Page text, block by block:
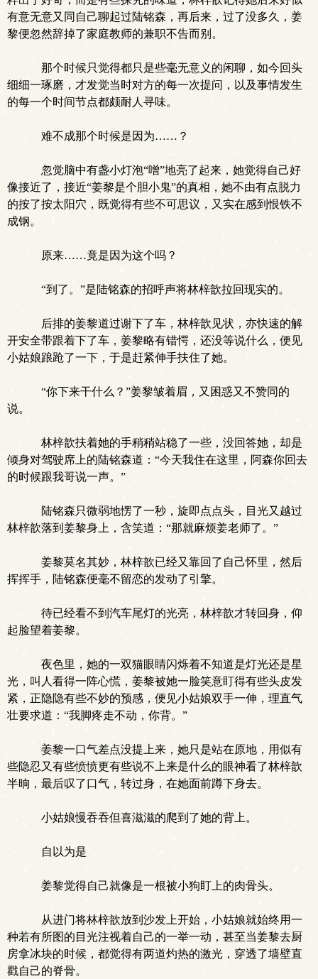
有意无意又同自己聊起过陆铭森，再后来，过了没多久，姜
黎便忽然辞掉了家庭教师的兼职不告而别。
那个时候只觉得都只是些毫无意义的闲聊，如今回头
细细一琢磨，才发觉当时对方的每一次提问，以及事情发生
的每一个时间节点都颇耐人寻味。
难不成那个时候是因为……？
忽觉脑中有盏小灯泡“噌”地亮了起来，她觉得自己好
像接近了，接近“姜黎是个胆小鬼”的真相，她不由有点脱力
的按了按太阳穴，既觉得有些不可思议，又实在感到恨铁不
成钢。
原来……竟是因为这个吗？
“到了。”是陆铭森的招呼声将林梓歆拉回现实的。
后排的姜黎道过谢下了车，林梓歆见状，亦快速的解
开安全带跟着下了车，姜黎略有错愕，还没等说什么，便见
小姑娘踉跄了一下，于是赶紧伸手扶住了她。
“你下来干什么？”姜黎皱着眉，又困惑又不赞同的
说。
林梓歆扶着她的手稍稍站稳了一些，没回答她，却是
倾身对驾驶席上的陆铭森道：“今天我住在这里，阿森你回去
的时候跟我哥说一声。”
陆铭森只微弱地愣了一秒，旋即点点头，目光又越过
林梓歆落到姜黎身上，含笑道：“那就麻烦姜老师了。”
姜黎莫名其妙，林梓歆已经又靠回了自己怀里，然后
挥挥手，陆铭森便毫不留恋的发动了引擎。
待已经看不到汽车尾灯的光亮，林梓歆才转回身，仰
起脸望着姜黎。
夜色里，她的一双猫眼睛闪烁着不知道是灯光还是星
光，叫人看得一阵心慌，姜黎被她一脸笑意盯得有些头皮发
紧，正隐隐有些不妙的预感，便见小姑娘双手一伸，理直气
壮要求道：“我脚疼走不动，你背。”
姜黎一口气差点没提上来，她只是站在原地，用似有
些隐忍又有些愤愤更有些说不上来是什么的眼神看了林梓歆
半晌，最后叹了口气，转过身，在她面前蹲下身去。
小姑娘慢吞吞但喜滋滋的爬到了她的背上。
自以为是
姜黎觉得自己就像是一根被小狗盯上的肉骨头。
从进门将林梓歆放到沙发上开始，小姑娘就始终用一
种若有所图的目光注视着自己的一举一动，甚至当姜黎去厨
房拿冰块的时候，都觉得有两道灼热的激光，穿透了墙壁直
戳自己的脊骨。